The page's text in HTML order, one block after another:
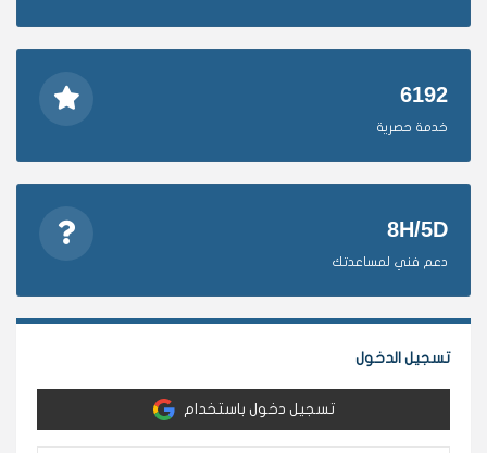
6192
خدمة حصرية
8H/5D
دعم فني لمساعدتك
تسجيل الدخول
تسجيل دخول باستخدام